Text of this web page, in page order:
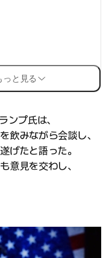
と見る
ンプ氏は、
飲みながら会談し、
げたと語った。
意見を交わし、